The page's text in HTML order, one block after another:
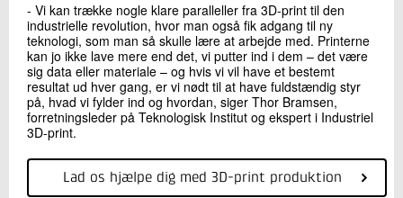
Send
- Vi kan trække nogle klare paralleller fra 3D-print til den
industrielle revolution, hvor man også fik adgang til ny
teknologi, som man så skulle lære at arbejde med. Printerne
kan jo ikke lave mere end det, vi putter ind i dem – det være
sig data eller materiale – og hvis vi vil have et bestemt
resultat ud hver gang, er vi nødt til at have fuldstændig styr
på, hvad vi fylder ind og hvordan, siger Thor Bramsen,
forretningsleder på Teknologisk Institut og ekspert i Industriel
3D-print.
Lad os hjælpe dig med 3D-print produktion